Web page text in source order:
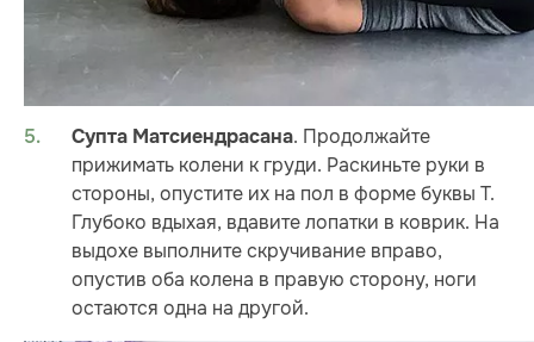
Супта Матсиендрасана. Продолжайте
прижимать колени к груди. Раскиньте руки в
стороны, опустите их на пол в форме буквы Т.
Глубоко вдыхая, вдавите лопатки в коврик. На
выдохе выполните скручивание вправо,
опустив оба колена в правую сторону, ноги
остаются одна на другой.